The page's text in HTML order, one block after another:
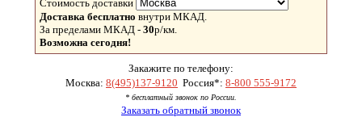
Стоимость доставки
Доставка бесплатно внутри МКАД.
За пределами МКАД - 30р/км.
Возможна сегодня!
Закажите по телефону:
Москва: 8(495)137-9120 Россия*: 8-800 555-9172
* бесплатный звонок по России.
Заказать обратный звонок